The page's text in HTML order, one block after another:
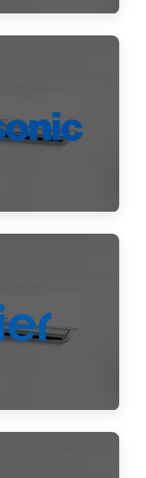
Bosch
Haier